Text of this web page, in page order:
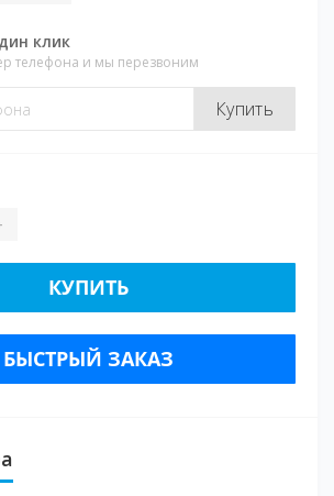
клик
телефона и мы перезвоним
Купить
КУПИТЬ
БЫСТРЫЙ ЗАКАЗ